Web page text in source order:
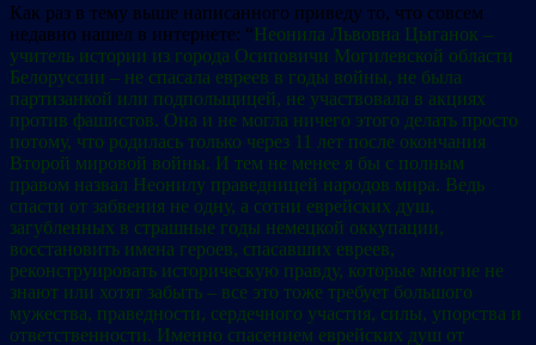
Как раз в тему выше написанного приведу то, что совсем
недавно нашел в интернете: “Неонила Львовна Цыганок –
учитель истории из города Осиповичи Могилевской области
Белоруссии – не спасала евреев в годы войны, не была
партизанкой или подпольщицей, не участвовала в акциях
против фашистов. Она и не могла ничего этого делать просто
потому, что родилась только через 11 лет после окончания
Второй мировой войны. И тем не менее я бы с полным
правом назвал Неонилу праведницей народов мира. Ведь
спасти от забвения не одну, а сотни еврейских душ,
загубленных в страшные годы немецкой оккупации,
восстановить имена героев, спасавших евреев,
реконструировать историческую правду, которые многие не
знают или хотят забыть – все это тоже требует большого
мужества, праведности, сердечного участия, силы, упорства и
ответственности. Именно спасением еврейских душ от